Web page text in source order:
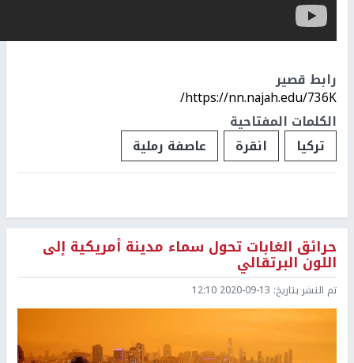
رابط قصير
https://nn.najah.edu/736K/
الكلمات المفتاحية
تركيا
انقرة عاصفة رملية
حرائق الغابات تحول سماء مدينة أمريكية إلى
اللون البرتقالي
تم النشر بتاريخ: 2020-09-13 12:10